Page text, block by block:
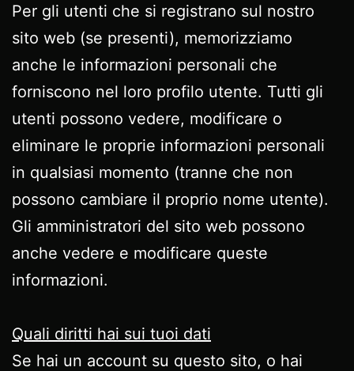
Per gli utenti che si registrano sul nostro
sito web (se presenti), memorizziamo
anche le informazioni personali che
forniscono nel loro profilo utente. Tutti gli
utenti possono vedere, modificare o
eliminare le proprie informazioni personali
in qualsiasi momento (tranne che non
possono cambiare il proprio nome utente).
Gli amministratori del sito web possono
anche vedere e modificare queste
informazioni.
Quali diritti hai sui tuoi dati
Se hai un account su questo sito, o hai